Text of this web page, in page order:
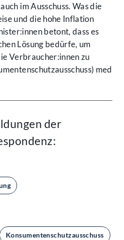
im Ausschuss. Was die
und die hohe Inflation
betont, dass es
Lösung bedürfe, um
Verbraucher:innen zu
med
der
Konsumentenschutzausschuss